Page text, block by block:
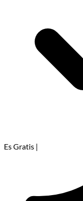
Es Gratis |